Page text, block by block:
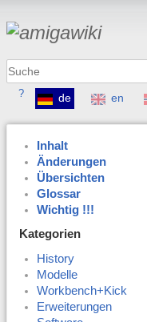
? de en
Inhalt
Änderungen
Übersichten
Glossar
Wichtig !!!
Kategorien
History
Modelle
Workbench+Kick
Erweiterungen